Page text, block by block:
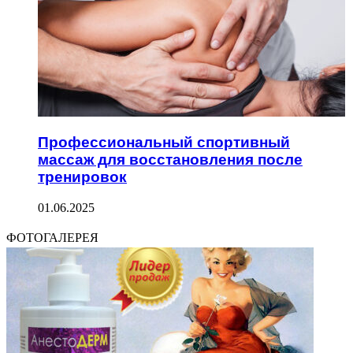
Профессиональный спортивный
массаж для восстановления после
тренировок
01.06.2025
ФОТОГАЛЕРЕЯ